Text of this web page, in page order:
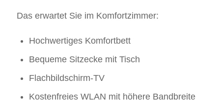
Das erwartet Sie im Komfortzimmer:
Hochwertiges Komfortbett
Bequeme Sitzecke mit Tisch
Flachbildschirm-TV
Kostenfreies WLAN mit höhere Bandbreite